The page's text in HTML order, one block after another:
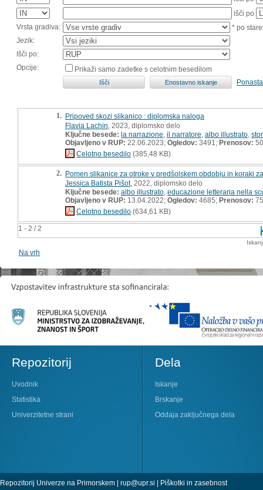
išči po
Vrsta gradiva:
* po
Jezik:
Išči po:
Opcije:
Prikaži samo zadetke s celotnim besedilom
1 - 2 / 2
1. Pripoved skozi slikanico : diplomska naloga
Flavia Lachin , 2023, diplomsko delo
Ključne besede: la narrazione il narratore albo illustrato
Objavljeno v RUP: 22.06.2023; Ogledov: 3491; Prenosov: 50
Celotno besedilo (385,48 KB)
2. Pomen slikanice za otroke v predšolskem obdobju in koraki
Jessica Batista Pišot, 2022, diplomsko delo
Ključne besede: albo illustrato educazione letteraria nella
Objavljeno v RUP: 13.04.2022; Ogledov: 4685; Prenosov: 75
Celotno besedilo (634,61 KB)
Na vrh
Repozitorij
Uvodnik
Statistika
Univerzitetne strani
Dela
Iskanje
Brskanje
Oddaja zaključnega dela
Repozitorij Univerze na Primorskem | rup@upr.si | Piškotki in zasebnost